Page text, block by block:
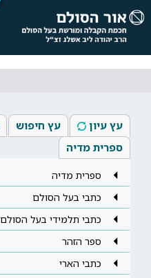
עץ עיון עץ חיפוש
ספרית מדיה
ספרית מדיה
כתבי בעל הסולם
כתבי תלמידי בעל הסולם
ספר הזהר
כתבי הארי